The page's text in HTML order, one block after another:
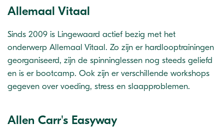
Allemaal Vitaal
Sinds 2009 is Lingewaard actief bezig met het
onderwerp Allemaal Vitaal. Zo zijn er hardlooptrainingen
georganiseerd, zijn de spinninglessen nog steeds geliefd
en is er bootcamp. Ook zijn er verschillende workshops
gegeven over voeding, stress en slaapproblemen.
Allen Carr's Easyway